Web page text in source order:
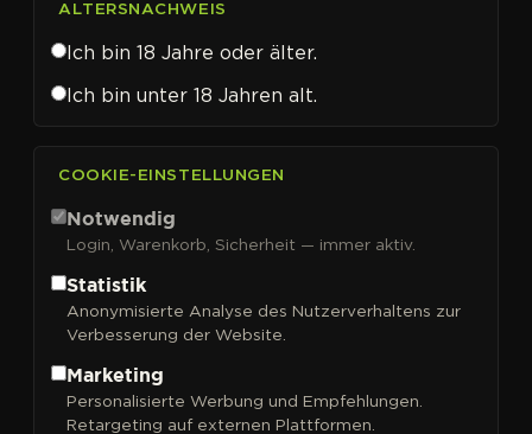
Seedsman
Sortieren nach
ALTERSNACHWEIS
Ich bin 18 Jahre oder älter.
Ich bin unter 18 Jahren alt.
COOKIE-EINSTELLUNGEN
Notwendig
Login, Warenkorb, Sicherheit — immer aktiv.
Statistik
Anonymisierte Analyse des Nutzerverhaltens zur
Verbesserung der Website.
Marketing
Personalisierte Werbung und Empfehlungen.
Retargeting auf externen Plattformen.